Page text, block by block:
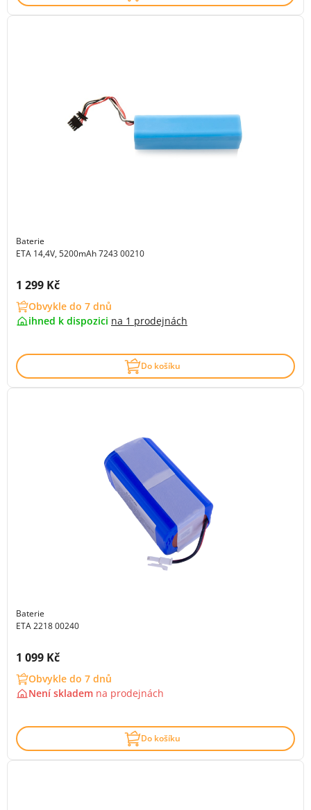
Baterie
ETA 14,4V, 5200mAh 7243 00210
Cena s DPH:
1 299 Kč
Obvykle do 7 dnů
ihned k dispozici na 1 prodejnách
Do košíku
Baterie
ETA 2218 00240
Cena s DPH:
1 099 Kč
Obvykle do 7 dnů
Není skladem na prodejnách
Do košíku